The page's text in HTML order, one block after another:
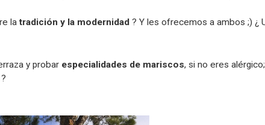
latradición y la modernidad ? Y les ofrecemos a ambos ;) ¿
y probar especialidades de mariscos, si no eres